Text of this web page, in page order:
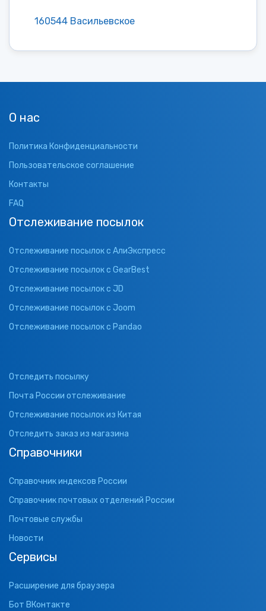
160544 Васильевское
О нас
Политика Конфиденциальности
Пользовательское соглашение
Контакты
FAQ
Отслеживание посылок
Отслеживание посылок с АлиЭкспресс
Отслеживание посылок с GearBest
Отслеживание посылок с JD
Отслеживание посылок с Joom
Отслеживание посылок с Pandao
Отследить посылку
Почта России отслеживание
Отслеживание посылок из Китая
Отследить заказ из магазина
Справочники
Справочник индексов России
Справочник почтовых отделений России
Почтовые службы
Новости
Сервисы
Расширение для браузера
Бот ВКонтакте